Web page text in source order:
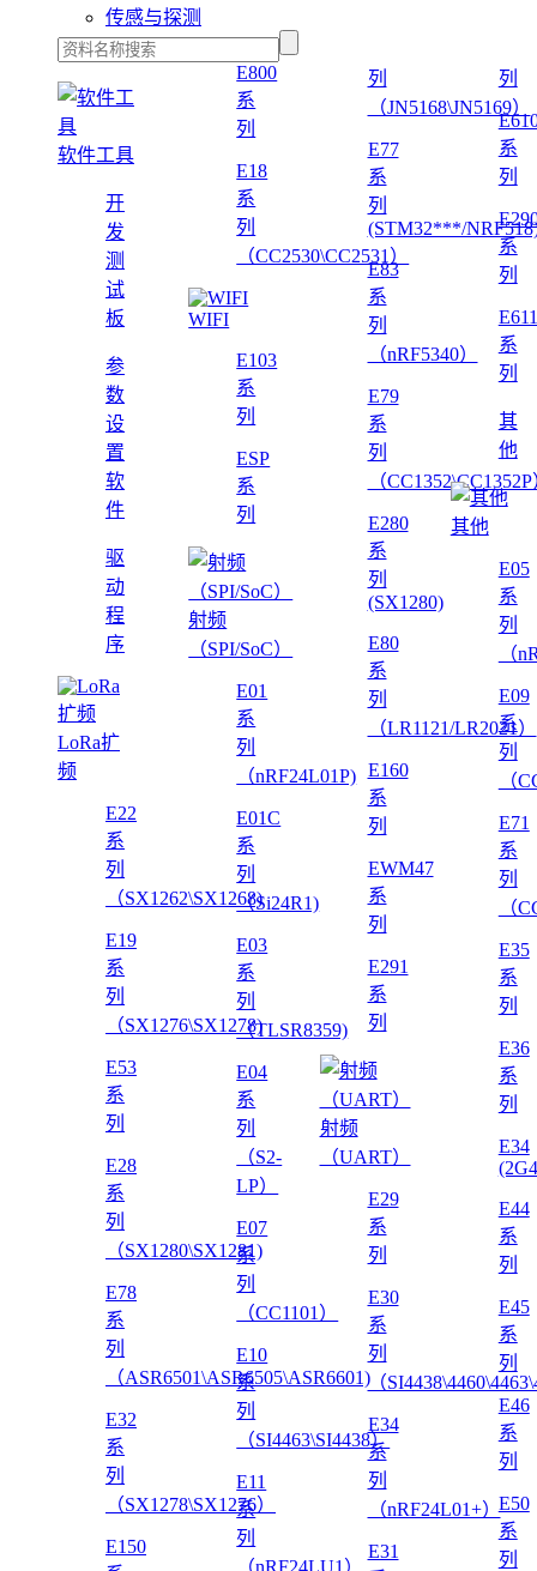
传感与探测
软件工具
开
发
测
试
板
参
数
设
置
软
件
驱
动
程
序
LoRa扩
频
E22
系
列
（SX1262\SX1268)
E19
系
列
（SX1276\SX1278)
E53
系
列
E28
系
列
（SX1280\SX1281)
E78
系
列
（ASR6501\ASR6505\ASR6601)
E32
系
列
（SX1278\SX1276）
E150
E800
系
列
E18
系
列
（CC2530\CC2531）
WIFI
E103
系
列
ESP
系
列
射频
（SPI/SoC）
E01
系
列
（nRF24L01P)
E01C
系
列
（Si24R1)
E03
系
列
（TLSR8359)
E04
系
列
（S2-
LP）
E07
系
列
（CC1101）
E10
系
列
（SI4463\SI4438）
E11
系
列
（nRF24LU1）
列
（JN5168\JN5169）
E77
系
列
(STM32***/
E83
系
列
（nRF5340）
E79
系
列
（
E280
系
列
(SX1280)
E80
系
列
（LR1121/LR2021）
E160
系
列
EWM47
系
列
E291
系
列
射频
（UART）
E29
系
列
E30
系
列
（
E34
系
列
（nRF24L01+）
E31
列
系
列
系
列
E611
系
列
其
他
其他
E05
系
列
（
E09
系
列
（
E71
系
列
（
E35
系
列
E36
系
列
E34
E44
系
列
E45
系
列
E46
系
列
E50
系
列